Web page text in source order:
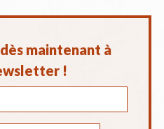
maintenant à
!